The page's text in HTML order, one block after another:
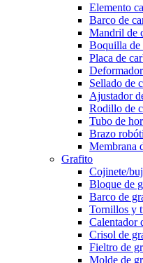
Elemento
Barco de
Mandril de
Boquilla de
Placa de
Sellado de
Ajustador
Rodillo de
Tubo de
Brazo
Membrana
Grafito
Cojinete/
Bloque de
Barco de
Tornillos y
Calentador
Crisol de
Fieltro de
Molde de